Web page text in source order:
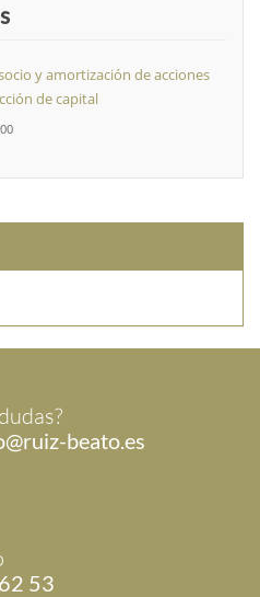
y amortización de acciones
de capital
beato.es
53